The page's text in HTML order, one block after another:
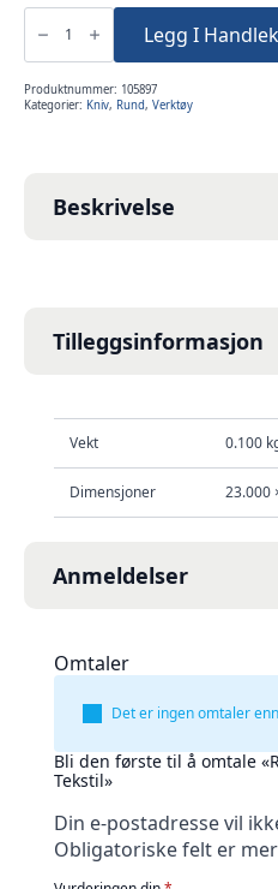
Rullekniv
Skinn
Tekstil
antall
Legg I
Produktnummer: 105897
Kategorier: Kniv, Rund, Verktøy
Beskrivelse
Tilleggsinformasjon
Vekt 0.100
Dimensjoner 23.000
Anmeldelser
Omtaler
Det er ingen omtaler
Bli den første til å omtale
Tekstil»
Din e-postadresse vil
Obligatoriske felt er